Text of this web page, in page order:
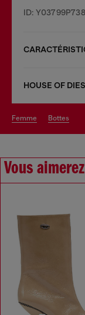
ID:
HOUSE OF
femme bottes
Vous